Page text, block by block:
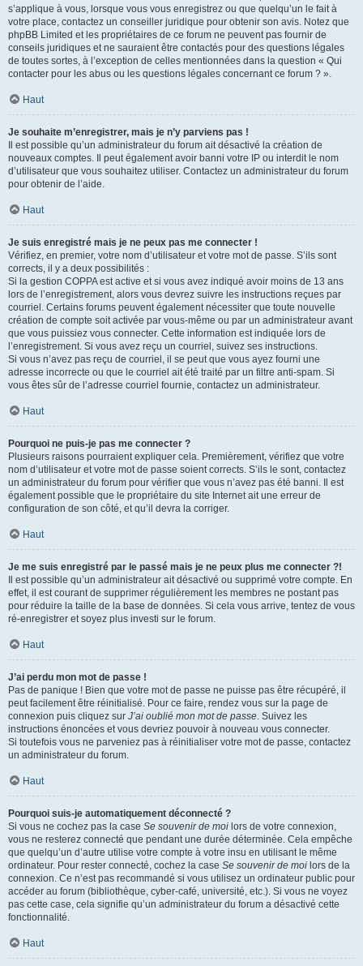
s’applique à vous, lorsque vous vous enregistrez ou que quelqu’un le fait à
votre place, contactez un conseiller juridique pour obtenir son avis. Notez que
phpBB Limited et les propriétaires de ce forum ne peuvent pas fournir de
conseils juridiques et ne sauraient être contactés pour des questions légales
de toutes sortes, à l’exception de celles mentionnées dans la question « Qui
contacter pour les abus ou les questions légales concernant ce forum ? ».
Haut
Je souhaite m’enregistrer, mais je n’y parviens pas !
Il est possible qu’un administrateur du forum ait désactivé la création de
nouveaux comptes. Il peut également avoir banni votre IP ou interdit le nom
d’utilisateur que vous souhaitez utiliser. Contactez un administrateur du forum
pour obtenir de l’aide.
Haut
Je suis enregistré mais je ne peux pas me connecter !
Vérifiez, en premier, votre nom d’utilisateur et votre mot de passe. S’ils sont
corrects, il y a deux possibilités :
Si la gestion COPPA est active et si vous avez indiqué avoir moins de 13 ans
lors de l’enregistrement, alors vous devrez suivre les instructions reçues par
courriel. Certains forums peuvent également nécessiter que toute nouvelle
création de compte soit activée par vous-même ou par un administrateur avant
que vous puissiez vous connecter. Cette information est indiquée lors de
l’enregistrement. Si vous avez reçu un courriel, suivez ses instructions.
Si vous n’avez pas reçu de courriel, il se peut que vous ayez fourni une
adresse incorrecte ou que le courriel ait été traité par un filtre anti-spam. Si
vous êtes sûr de l’adresse courriel fournie, contactez un administrateur.
Haut
Pourquoi ne puis-je pas me connecter ?
Plusieurs raisons pourraient expliquer cela. Premièrement, vérifiez que votre
nom d’utilisateur et votre mot de passe soient corrects. S’ils le sont, contactez
un administrateur du forum pour vérifier que vous n’avez pas été banni. Il est
également possible que le propriétaire du site Internet ait une erreur de
configuration de son côté, et qu’il devra la corriger.
Haut
Je me suis enregistré par le passé mais je ne peux plus me connecter ?!
Il est possible qu’un administrateur ait désactivé ou supprimé votre compte. En
effet, il est courant de supprimer régulièrement les membres ne postant pas
pour réduire la taille de la base de données. Si cela vous arrive, tentez de vous
ré-enregistrer et soyez plus investi sur le forum.
Haut
J’ai perdu mon mot de passe !
Pas de panique ! Bien que votre mot de passe ne puisse pas être récupéré, il
peut facilement être réinitialisé. Pour ce faire, rendez vous sur la page de
connexion puis cliquez sur J’ai oublié mon mot de passe. Suivez les
instructions énoncées et vous devriez pouvoir à nouveau vous connecter.
Si toutefois vous ne parveniez pas à réinitialiser votre mot de passe, contactez
un administrateur du forum.
Haut
Pourquoi suis-je automatiquement déconnecté ?
Si vous ne cochez pas la case Se souvenir de moi lors de votre connexion,
vous ne resterez connecté que pendant une durée déterminée. Cela empêche
que quelqu’un d’autre utilise votre compte à votre insu en utilisant le même
ordinateur. Pour rester connecté, cochez la case Se souvenir de moi lors de la
connexion. Ce n’est pas recommandé si vous utilisez un ordinateur public pour
accéder au forum (bibliothèque, cyber-café, université, etc.). Si vous ne voyez
pas cette case, cela signifie qu’un administrateur du forum a désactivé cette
fonctionnalité.
Haut